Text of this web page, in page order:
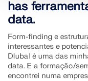
Produtos
has
data.
Form-finding e
interessantes e
Dlubal é uma das
data. E a formação/
encontrei numa